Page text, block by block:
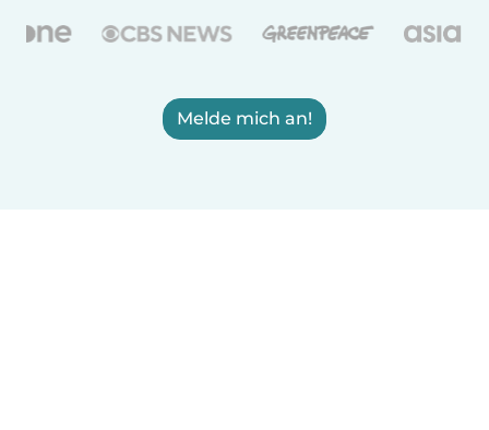
Melde mich an!